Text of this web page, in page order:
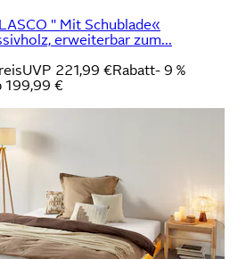
" Mit Schublade«
erweiterbar zum...
UVP 221,99 €Rabatt- 9 %
199,99 €